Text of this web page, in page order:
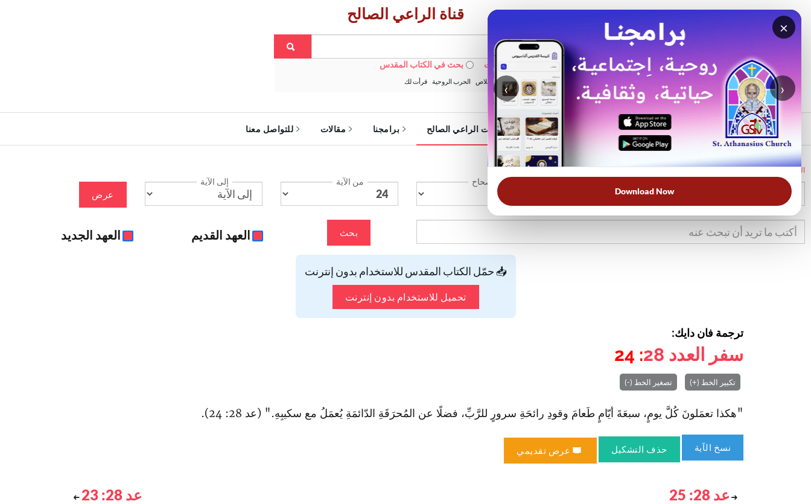
×
‹ ›
Download Now
قناة الراعي الصالح
بحث في الويبسايت بحث في الكتاب المقدس
الأكثر بحثًا: خبزنا اليومي الخلاص الحرب الروحية قرأت لك
الرئيسية خدمات الراعي الصالح برامجنا مقالات للتواصل معنا
الرئيسية
الإصحاح من الآية إلى الآية
عرض
بحث العهد القديم العهد الجديد
📥 حمّل الكتاب المقدس للاستخدام بدون إنترنت
تحميل للاستخدام بدون إنترنت
ترجمة فان دايك:
سفر العدد 28
: 24
تكبير الخط (+) تصغير الخط (-)
"هكذا تعمَلونَ كُلَّ يومٍ، سبعَةَ أيّامٍ طَعامَ وقودِ رائحَةِ سرورٍ للرَّبِّ، فضلًا عن المُحرَقَةِ الدّائمَةِ يُعمَلُ مع سكيبِهِ." (عد 28: 24).
نسخ الآية حذف التشكيل عرض تقديمي
عد 28: 25 عد 28: 23